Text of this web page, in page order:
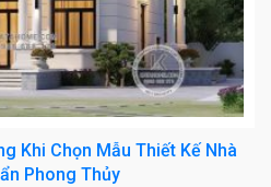
Khi Chọn Mẫu Thiết Kế Nhà
Phong Thủy